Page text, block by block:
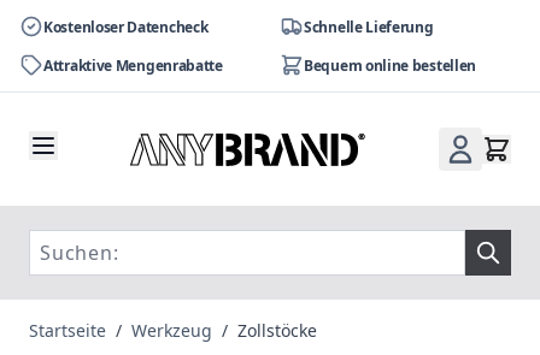
Kostenloser Datencheck
Schnelle Lieferung
Attraktive Mengenrabatte
Bequem online bestellen
Startseite / Werkzeug / Zollstöcke